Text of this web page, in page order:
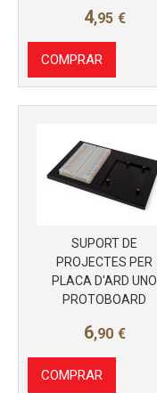
4,95 €
COMPRAR
SUPORT DE
PROJECTES PER
PLACA D'ARD UNO
PROTOBOARD
6,90 €
COMPRAR
Más info